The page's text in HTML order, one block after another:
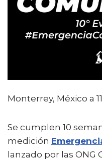
e
b
o
k
te l
ts
A
p
p
Monterrey, México a
Se cumplen 10
medición
lanzado por las ONG